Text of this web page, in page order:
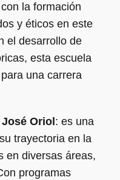
la formación
y éticos en este
el desarrollo de
esta escuela
una carrera
Oriol : es una
trayectoria en la
en diversas áreas,
programas